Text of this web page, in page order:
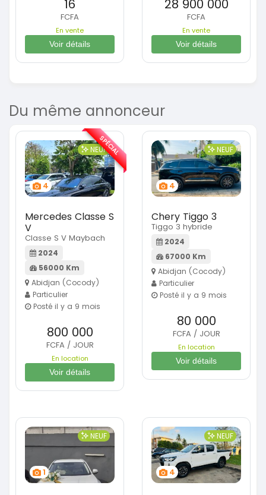
16
FCFA
En vente
Voir détails
28 900 000
FCFA
En vente
Voir détails
Du même annonceur
4
NEUF
Mercedes Classe S
V
Classe S V Maybach
2024
56000 Km
Abidjan (Cocody)
Particulier
Posté il y a 9 mois
800 000
FCFA / JOUR
En location
Voir détails
SPÉCIAL
4
NEUF
Chery Tiggo 3
Tiggo 3 hybride
2024
67000 Km
Abidjan (Cocody)
Particulier
Posté il y a 9 mois
80 000
FCFA / JOUR
En location
Voir détails
1
NEUF
4
NEUF